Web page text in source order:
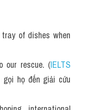
of dishes when
our rescue. (IELTS
gọi họ đến giải cứu